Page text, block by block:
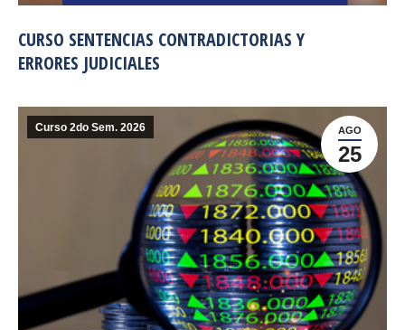
CURSO SENTENCIAS CONTRADICTORIAS Y
ERRORES JUDICIALES
AGO
25
Curso 2do Sem. 2026